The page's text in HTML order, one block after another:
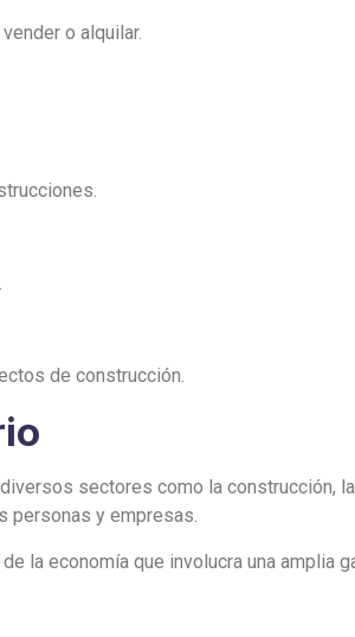
o alquilar.
de construcción.
sectores como la construcción,
personas y empresas.
la economía que involucra una amplia